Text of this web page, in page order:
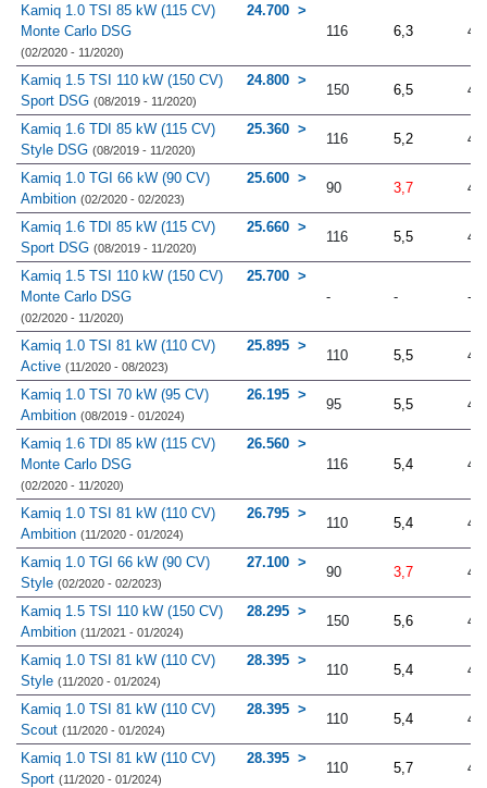
Kamiq 1.0 TSI 85 kW (115 CV)
Monte Carlo DSG
(02/2020 - 11/2020)
24.700
116
6,3
Kamiq 1.5 TSI 110 kW (150 CV)
Sport DSG (08/2019 - 11/2020)
24.800
150 6,5
Kamiq 1.6 TDI 85 kW (115 CV)
Style DSG (08/2019 - 11/2020)
25.360
116 5,2
Kamiq 1.0 TGI 66 kW (90 CV)
Ambition (02/2020 - 02/2023)
25.600
90 3,7
Kamiq 1.6 TDI 85 kW (115 CV)
Sport DSG (08/2019 - 11/2020)
25.660
116 5,5
Kamiq 1.5 TSI 110 kW (150 CV)
Monte Carlo DSG
(02/2020 - 11/2020)
25.700
-
- -
Kamiq 1.0 TSI 81 kW (110 CV)
Active (11/2020 - 08/2023)
25.895
110 5,5
Kamiq 1.0 TSI 70 kW (95 CV)
Ambition (08/2019 - 01/2024)
26.195
95 5,5
Kamiq 1.6 TDI 85 kW (115 CV)
Monte Carlo DSG
(02/2020 - 11/2020)
26.560
116
5,4
Kamiq 1.0 TSI 81 kW (110 CV)
Ambition (11/2020 - 01/2024)
26.795
110 5,4
Kamiq 1.0 TGI 66 kW (90 CV)
Style (02/2020 - 02/2023)
27.100
90 3,7
Kamiq 1.5 TSI 110 kW (150 CV)
Ambition (11/2021 - 01/2024)
28.295
150 5,6
Kamiq 1.0 TSI 81 kW (110 CV)
Style (11/2020 - 01/2024)
28.395
110 5,4
Kamiq 1.0 TSI 81 kW (110 CV)
Scout (11/2020 - 01/2024)
28.395
110 5,4
Kamiq 1.0 TSI 81 kW (110 CV)
Sport (11/2020 - 01/2024)
28.395
110 5,7